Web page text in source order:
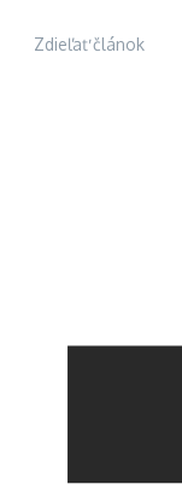
Zdieľať článok